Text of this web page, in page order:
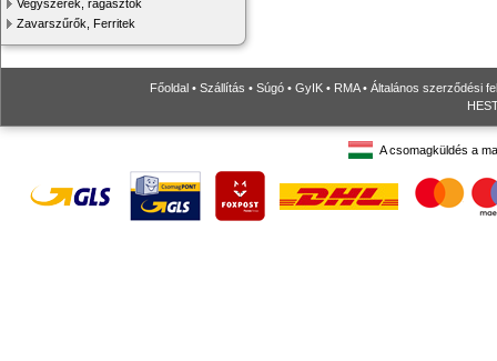
Vegyszerek, ragasztók
Zavarszűrők, Ferritek
Főoldal • Szállítás • Súgó • GyIK • RMA• Általános szerződési
A csomagküldés a